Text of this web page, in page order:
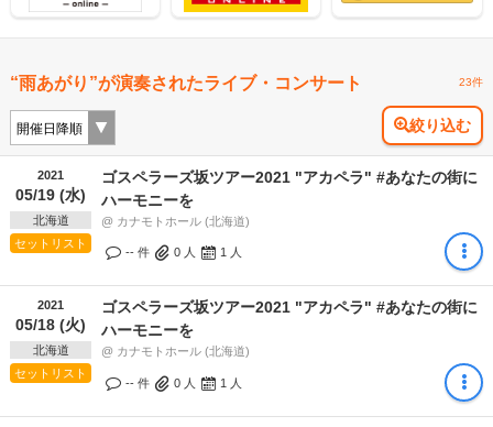
“雨あがり”が演奏されたライブ・コンサート 23件
絞り込む
2021
05/19 (水)
北海道
セットリスト
ゴスペラーズ坂ツアー2021 "アカペラ" #あなたの街に
ハーモニーを
@ カナモトホール (北海道)
-- 件 0 人 1 人
2021
05/18 (火)
北海道
セットリスト
ゴスペラーズ坂ツアー2021 "アカペラ" #あなたの街に
ハーモニーを
@ カナモトホール (北海道)
-- 件 0 人 1 人